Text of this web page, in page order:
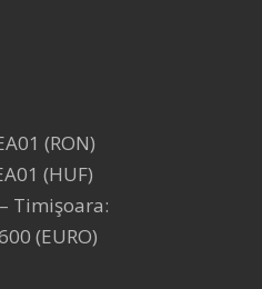
(RON)
(HUF)
Timişoara:
(EURO)